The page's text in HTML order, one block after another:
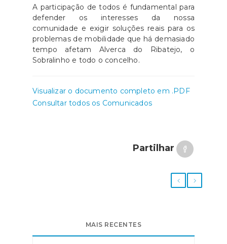
A participação de todos é fundamental para
defender os interesses da nossa
comunidade e exigir soluções reais para os
problemas de mobilidade que há demasiado
tempo afetam Alverca do Ribatejo, o
Sobralinho e todo o concelho.
Visualizar o documento completo em .PDF
Consultar todos os Comunicados
Partilhar
MAIS RECENTES